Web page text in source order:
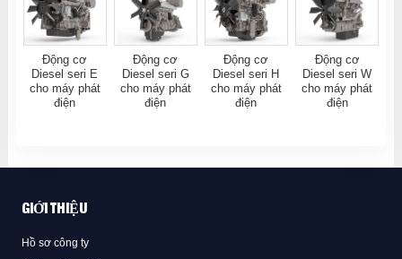
Động cơ
Diesel seri E
cho máy phát
điện
Động cơ
Diesel seri G
cho máy phát
điện
Động cơ
Diesel seri H
cho máy phát
điện
Động cơ
Diesel seri W
cho máy phát
điện
GIỚI THIỆU
Hồ sơ công ty